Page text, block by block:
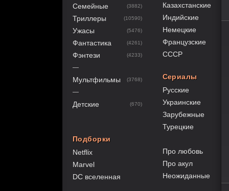
Семейные (3882)
Триллеры (10590)
Ужасы (5476)
Фантастика (4261)
Фэнтези (4233)
—
Мультфильмы (3768)
—
Детские (670)
Подборки
Netflix
Marvel
DC вселенная
Казахстанские
Индийские
Немецкие
Французские
СССР
Сериалы
Русские
Украинские
Зарубежные
Турецкие
Про любовь
Про акул
Неожиданные